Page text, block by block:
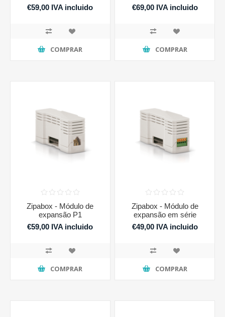
€59,00 IVA incluido
COMPRAR
€69,00 IVA incluido
COMPRAR
Zipabox - Módulo de
expansão P1
€59,00 IVA incluido
COMPRAR
Zipabox - Módulo de
expansão em série
€49,00 IVA incluido
COMPRAR